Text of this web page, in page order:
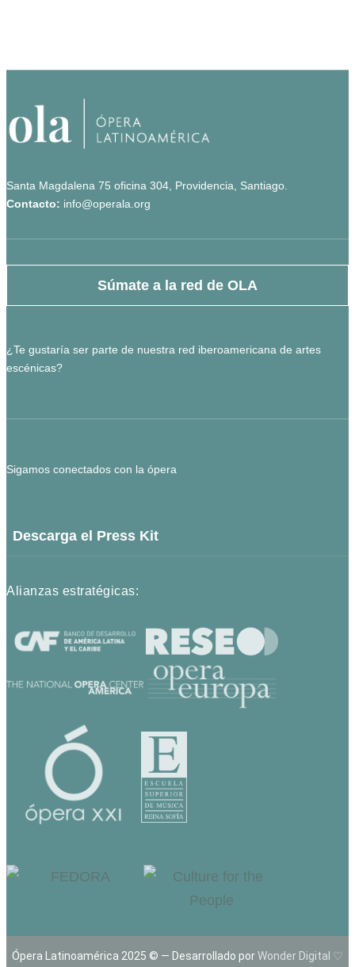
Santa Magdalena 75 oficina 304, Providencia, Santiago.
Contacto: info@operala.org
Súmate a la red de OLA
¿Te gustaría ser parte de nuestra red iberoamericana de artes
escénicas?
Sigamos conectados con la ópera
Descarga el Press Kit
Alianzas estratégicas:
Ópera Latinoamérica 2025 © — Desarrollado porWonder Digital ♡